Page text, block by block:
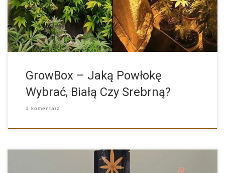
GrowBox – Jaką Powłokę
Wybrać, Białą Czy Srebrną?
1 komentarz